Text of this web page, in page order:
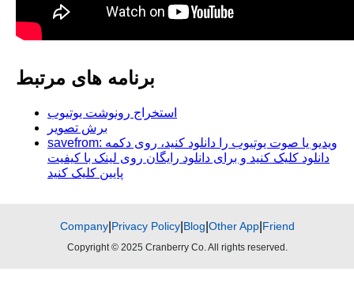
برنامه های مرتبط
استخراج رونوشت یوتیوب
برش تصویر
savefrom: ویدیو یا صوت یوتیوب را دانلود کنید، روی دکمه
دانلود کلیک کنید و برای دانلود رایگان روی لینک با کیفیت
پایین کلیک کنید
Company| Privacy Policy| Blog Other App| Friend
Copyright © 2025 Cranberry Co. All rights reserved.